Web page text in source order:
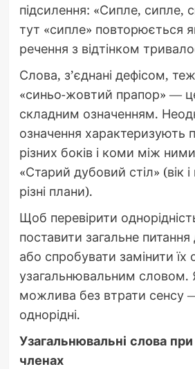
підсилення: «Сипле, сипле,
тут «сипле» повторюється
речення з відтінком
Слова, з’єднані дефісом,
«синьо-жовтий прапор» —
складним означенням.
означення характеризують
різних боків і коми між
«Старий дубовий стіл» (вік
різні плани).
Щоб перевірити
поставити загальне питання
або спробувати замінити їх
узагальнювальним словом.
можлива без втрати сенсу
однорідні.
Узагальнювальні слова
членах